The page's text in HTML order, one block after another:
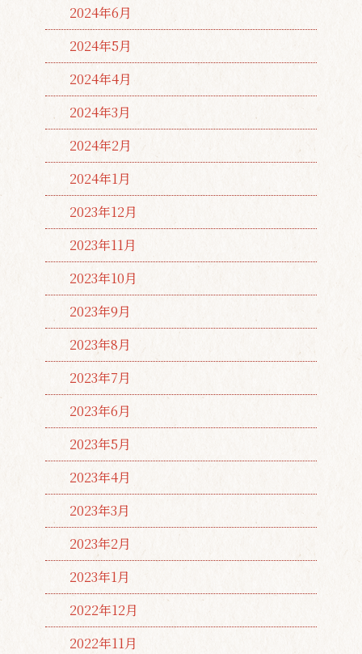
2024年6月
2024年5月
2024年4月
2024年3月
2024年2月
2024年1月
2023年12月
2023年11月
2023年10月
2023年9月
2023年8月
2023年7月
2023年6月
2023年5月
2023年4月
2023年3月
2023年2月
2023年1月
2022年12月
2022年11月